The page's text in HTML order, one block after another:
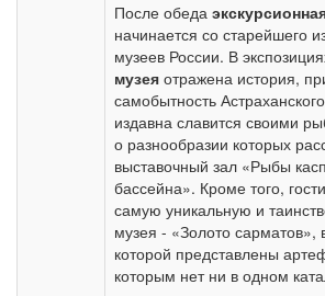
После обеда
начинается со старейшего
музеев России. В
музея отражена история,
самобытность
издавна славится своими
о разнообразии которых
выставочный зал «Рыбы
бассейна». Кроме того,
самую уникальную и
музея - «Золото сарматов»,
которой представлены
которым нет ни в одном